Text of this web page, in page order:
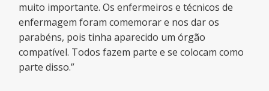
muito importante. Os enfermeiros e técnicos de
enfermagem foram comemorar e nos dar os
parabéns, pois tinha aparecido um órgão
compatível. Todos fazem parte e se colocam como
parte disso.”